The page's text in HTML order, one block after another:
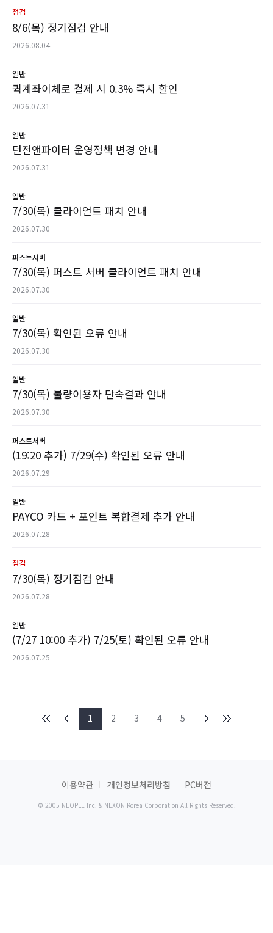
점검
8/6(목) 정기점검 안내
2026.08.04
일반
퀵계좌이체로 결제 시 0.3% 즉시 할인
2026.07.31
일반
던전앤파이터 운영정책 변경 안내
2026.07.31
일반
7/30(목) 클라이언트 패치 안내
2026.07.30
퍼스트서버
7/30(목) 퍼스트 서버 클라이언트 패치 안내
2026.07.30
일반
7/30(목) 확인된 오류 안내
2026.07.30
일반
7/30(목) 불량이용자 단속결과 안내
2026.07.30
퍼스트서버
(19:20 추가) 7/29(수) 확인된 오류 안내
2026.07.29
일반
PAYCO 카드 + 포인트 복합결제 추가 안내
2026.07.28
점검
7/30(목) 정기점검 안내
2026.07.28
일반
(7/27 10:00 추가) 7/25(토) 확인된 오류 안내
2026.07.25
1 2 3 4 5
이용약관 개인정보처리방침 PC버전
© 2005 NEOPLE Inc. & NEXON Korea Corporation All Rights Reserved.